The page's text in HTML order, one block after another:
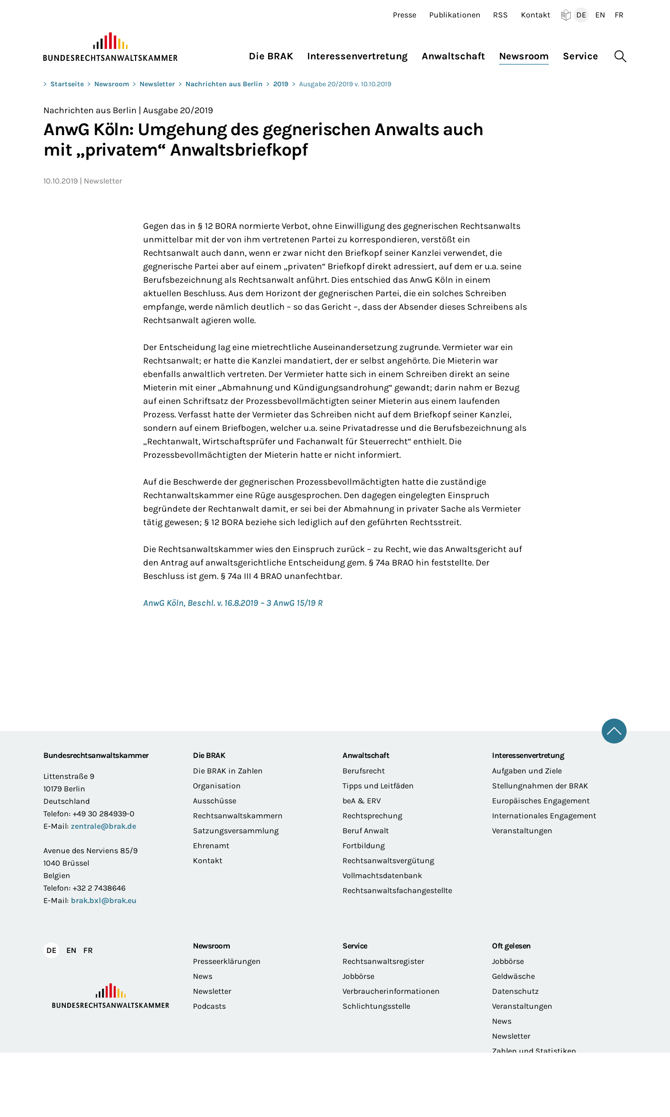
Presse Publikationen RSS Kontakt
DE
EN
FR
Die BRAK Interessenvertretung Anwaltschaft Newsroom Service Suche
Sie befinden sich hier:
> Startseite > Newsroom > Newsletter > Nachrichten aus Berlin > 2019 > Ausgabe 20/2019 v. 10.10.2019
Nachrichten aus Berlin | Ausgabe 20/2019
AnwG Köln: Umgehung des gegnerischen Anwalts auch
mit „privatem“ Anwaltsbriefkopf
10.10.2019 Newsletter
Gegen das in § 12 BORA normierte Verbot, ohne Einwilligung des gegnerischen Rechtsanwalts
unmittelbar mit der von ihm vertretenen Partei zu korrespondieren, verstößt ein
Rechtsanwalt auch dann, wenn er zwar nicht den Briefkopf seiner Kanzlei verwendet, die
gegnerische Partei aber auf einem „privaten“ Briefkopf direkt adressiert, auf dem er u.a. seine
Berufsbezeichnung als Rechtsanwalt anführt. Dies entschied das AnwG Köln in einem
aktuellen Beschluss. Aus dem Horizont der gegnerischen Partei, die ein solches Schreiben
empfange, werde nämlich deutlich – so das Gericht –, dass der Absender dieses Schreibens als
Rechtsanwalt agieren wolle.
Der Entscheidung lag eine mietrechtliche Auseinandersetzung zugrunde. Vermieter war ein
Rechtsanwalt; er hatte die Kanzlei mandatiert, der er selbst angehörte. Die Mieterin war
ebenfalls anwaltlich vertreten. Der Vermieter hatte sich in einem Schreiben direkt an seine
Mieterin mit einer „Abmahnung und Kündigungsandrohung“ gewandt; darin nahm er Bezug
auf einen Schriftsatz der Prozessbevollmächtigten seiner Mieterin aus einem laufenden
Prozess. Verfasst hatte der Vermieter das Schreiben nicht auf dem Briefkopf seiner Kanzlei,
sondern auf einem Briefbogen, welcher u.a. seine Privatadresse und die Berufsbezeichnung als
„Rechtanwalt, Wirtschaftsprüfer und Fachanwalt für Steuerrecht“ enthielt. Die
Prozessbevollmächtigten der Mieterin hatte er nicht informiert.
Auf die Beschwerde der gegnerischen Prozessbevollmächtigten hatte die zuständige
Rechtanwaltskammer eine Rüge ausgesprochen. Den dagegen eingelegten Einspruch
begründete der Rechtanwalt damit, er sei bei der Abmahnung in privater Sache als Vermieter
tätig gewesen; § 12 BORA beziehe sich lediglich auf den geführten Rechtsstreit.
Die Rechtsanwaltskammer wies den Einspruch zurück – zu Recht, wie das Anwaltsgericht auf
den Antrag auf anwaltsgerichtliche Entscheidung gem. § 74a BRAO hin feststellte. Der
Beschluss ist gem. § 74a III 4 BRAO unanfechtbar.
AnwG Köln, Beschl. v. 16.8.2019 – 3 AnwG 15/19 R
Footer
Zum
Bundesrechtsanwaltskammer
Littenstraße 9
10179 Berlin
Deutschland
Telefon: +49 30 284939-0
E-Mail: zentrale@brak.de
Avenue des Nerviens 85/9
1040 Brüssel
Belgien
Telefon: +32 2 7438646
E-Mail: brak.bxl@brak.eu
Die BRAK
Die BRAK in Zahlen
Organisation
Ausschüsse
Rechtsanwaltskammern
Satzungsversammlung
Ehrenamt
Kontakt
Anwaltschaft
Berufsrecht
Tipps und Leitfäden
beA & ERV
Rechtsprechung
Beruf Anwalt
Fortbildung
Rechtsanwaltsvergütung
Vollmachtsdatenbank
Rechtsanwaltsfachangestellte
Interessenvertretung
Aufgaben und Ziele
Stellungnahmen der BRAK
Europäisches Engagement
Internationales Engagement
Veranstaltungen
DEDeutsch
EN English
FR
Newsroom
Presseerklärungen
News
Newsletter
Podcasts
Service
Rechtsanwaltsregister
Jobbörse
Verbraucherinformationen
Schlichtungsstelle
Oft gelesen
Jobbörse
Geldwäsche
Datenschutz
Veranstaltungen
News
Newsletter
Zahlen und Statistiken